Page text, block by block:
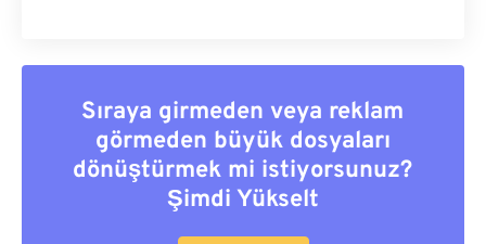
Sıraya girmeden veya reklam
görmeden büyük dosyaları
dönüştürmek mi istiyorsunuz?
Şimdi Yükselt